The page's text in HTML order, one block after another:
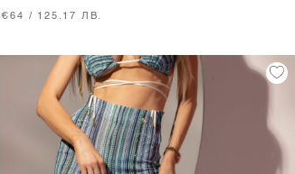
€64 / 125.17 ЛВ.